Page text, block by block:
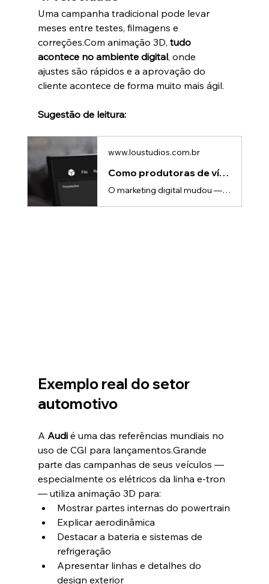
Uma campanha tradicional pode levar
meses entre testes, filmagens e
correções.Com animação 3D, tudo
acontece no ambiente digital, onde
ajustes são rápidos e a aprovação do
cliente acontece de forma muito mais ágil.
Sugestão de leitura:
www.loustudios.com.br
Como produtoras de vídeo estão dominando o marketing digital em 2025
O marketing digital mudou — e mudou rápido.Nos últimos anos, o conteúdo em vídeo deixou de ser um “diferencial” e se tornou a linguagem padrão da internet.Marcas precisam se comunicar mais rápido, mais claro e com mais emoção. E quem domina essa linguagem?As produtoras de vídeo.Hoje, produtoras que antes atuavam apenas como “fornecedoras de filmagem e edição” passaram a ser peças centrais na estratégia digital das marcas. Elas entendem narrativa, consumo de conteúdo, plataformas e comportamento
Exemplo real do setor
automotivo
A Audi é uma das referências mundiais no
uso de CGI para lançamentos.Grande
parte das campanhas de seus veículos —
especialmente os elétricos da linha e-tron
— utiliza animação 3D para:
Mostrar partes internas do powertrain
Explicar aerodinâmica
Destacar a bateria e sistemas de
refrigeração
Apresentar linhas e detalhes do
design exterior